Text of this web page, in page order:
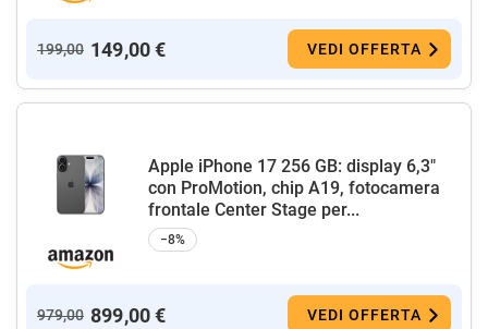
199,00 149,00 € VEDI OFFERTA
Apple iPhone 17 256 GB: display 6,3"
con ProMotion, chip A19, fotocamera
frontale Center Stage per...
−8%
979,00 899,00 € VEDI OFFERTA